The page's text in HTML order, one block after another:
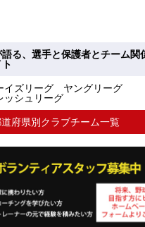
る、選手と保護者とチーム関
イズリーグ ヤングリーグ
シュリーグ
府県別クラブチーム一覧